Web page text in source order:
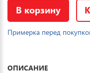
В корзину
Примерка перед
ОПИСАНИЕ